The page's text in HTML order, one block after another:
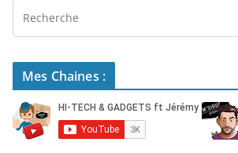
Mes Chaines :